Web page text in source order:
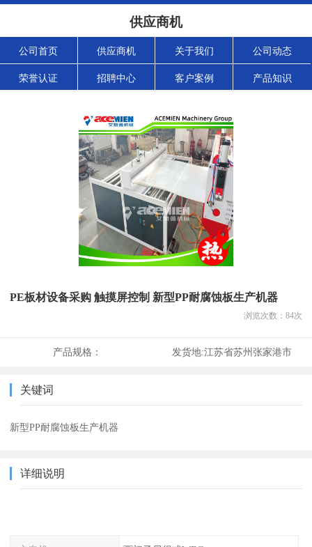
供应商机
公司首页 供应商机 关于我们 公司动态
荣誉认证 招聘中心 客户案例 产品知识
PE板材设备采购 触摸屏控制 新型PP耐腐蚀板生产机器
浏览次数： 84次
产品规格： 发货地:江苏省苏州张家港市
关键词
新型PP耐腐蚀板生产机器
详细说明